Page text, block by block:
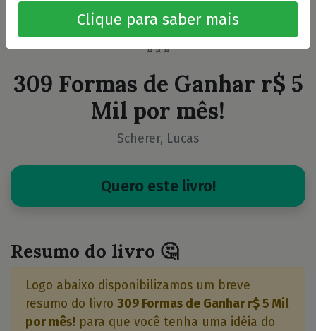
⭐⭐⭐
309 Formas de Ganhar r$ 5
Mil por mês!
Scherer, Lucas
Quero este livro!
Resumo do livro 🤔
Logo abaixo disponibilizamos um breve
resumo do livro 309 Formas de Ganhar r$ 5 Mil
por mês! para que você tenha uma idéia do
Clique para saber mais